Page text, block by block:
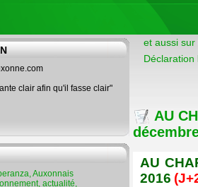
clair afin qu'il fasse clair"
Auxonnais
et aussi sur
Déclaration
AU
AU
2016